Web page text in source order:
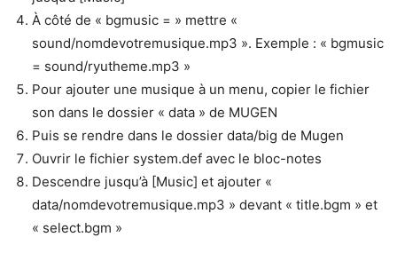
À côté de « bgmusic = » mettre «
sound/nomdevotremusique.mp3 ». Exemple : « bgmusic
= sound/ryutheme.mp3 »
Pour ajouter une musique à un menu, copier le fichier
son dans le dossier « data » de MUGEN
Puis se rendre dans le dossier data/big de Mugen
Ouvrir le fichier system.def avec le bloc-notes
Descendre jusqu’à [Music] et ajouter «
data/nomdevotremusique.mp3 » devant « title.bgm » et
« select.bgm »